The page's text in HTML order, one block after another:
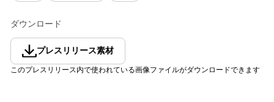
ダウンロード
プレスリリース素材
このプレスリリース内で使われている画像ファイルがダウンロードできます